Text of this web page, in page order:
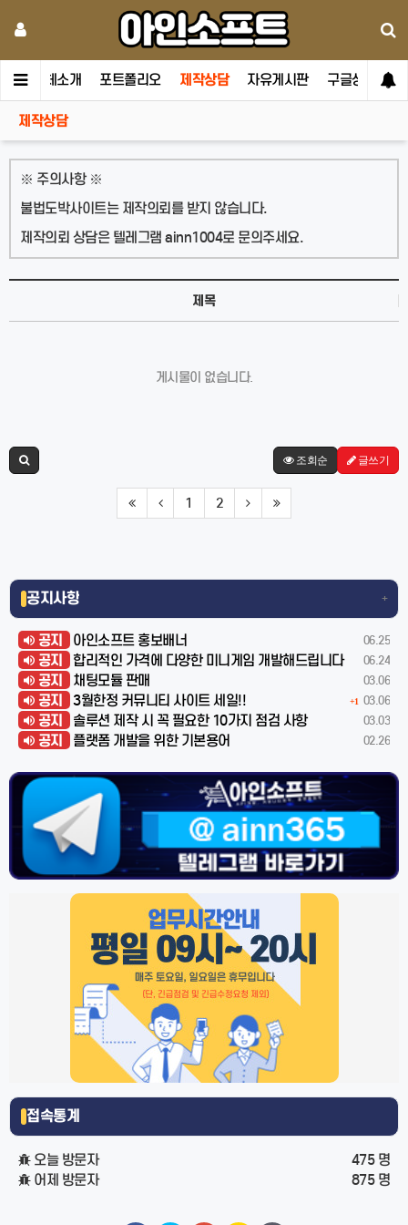
업체소개 포트폴리오 제작상담 자유게시판 구글상위노출
제작상담
※ 주의사항 ※
불법도박사이트는 제작의뢰를 받지 않습니다.
제작의뢰 상담은 텔레그램 ainn1004로 문의주세요.
제목
게시물이 없습니다.
조회순 글쓰기
1 2
공지사항 +
06.25
공지 아인소프트 홍보배너
06.24
공지 합리적인 가격에 다양한 미니게임 개발해드립니다
03.06
공지 채팅모듈 판매
+1 03.06
공지 3월한정 커뮤니티 사이트 세일!!
03.03
공지 솔루션 제작 시 꼭 필요한 10가지 점검 사항
02.26
공지 플랫폼 개발을 위한 기본용어
접속통계
오늘 방문자
475 명
어제 방문자
875 명